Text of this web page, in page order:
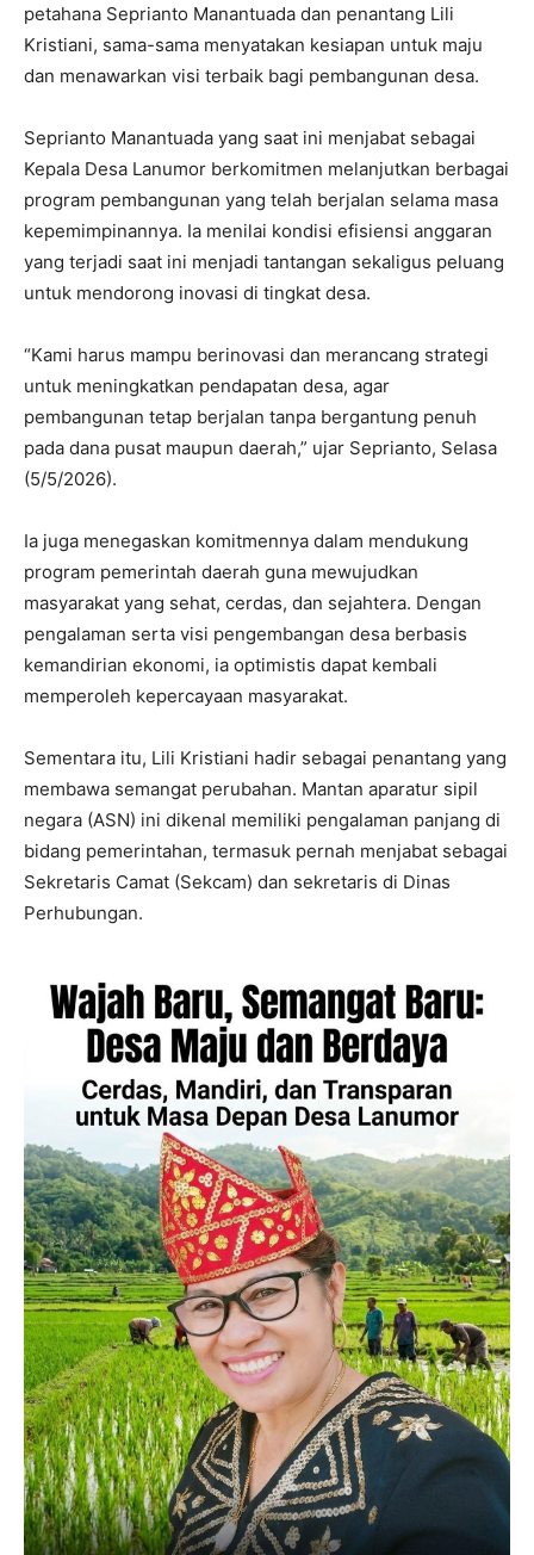
petahana Seprianto Manantuada dan penantang Lili
Kristiani, sama-sama menyatakan kesiapan untuk maju
dan menawarkan visi terbaik bagi pembangunan desa.
Seprianto Manantuada yang saat ini menjabat sebagai
Kepala Desa Lanumor berkomitmen melanjutkan berbagai
program pembangunan yang telah berjalan selama masa
kepemimpinannya. Ia menilai kondisi efisiensi anggaran
yang terjadi saat ini menjadi tantangan sekaligus peluang
untuk mendorong inovasi di tingkat desa.
“Kami harus mampu berinovasi dan merancang strategi
untuk meningkatkan pendapatan desa, agar
pembangunan tetap berjalan tanpa bergantung penuh
pada dana pusat maupun daerah,” ujar Seprianto, Selasa
(5/5/2026).
Ia juga menegaskan komitmennya dalam mendukung
program pemerintah daerah guna mewujudkan
masyarakat yang sehat, cerdas, dan sejahtera. Dengan
pengalaman serta visi pengembangan desa berbasis
kemandirian ekonomi, ia optimistis dapat kembali
memperoleh kepercayaan masyarakat.
Sementara itu, Lili Kristiani hadir sebagai penantang yang
membawa semangat perubahan. Mantan aparatur sipil
negara (ASN) ini dikenal memiliki pengalaman panjang di
bidang pemerintahan, termasuk pernah menjabat sebagai
Sekretaris Camat (Sekcam) dan sekretaris di Dinas
Perhubungan.